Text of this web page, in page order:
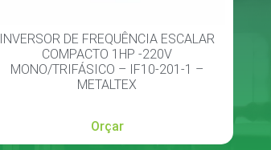
INVERSOR DE FREQUÊNCIA ESCALAR
COMPACTO 1HP -220V
MONO/TRIFÁSICO – IF10-201-1 –
METALTEX
Orçar